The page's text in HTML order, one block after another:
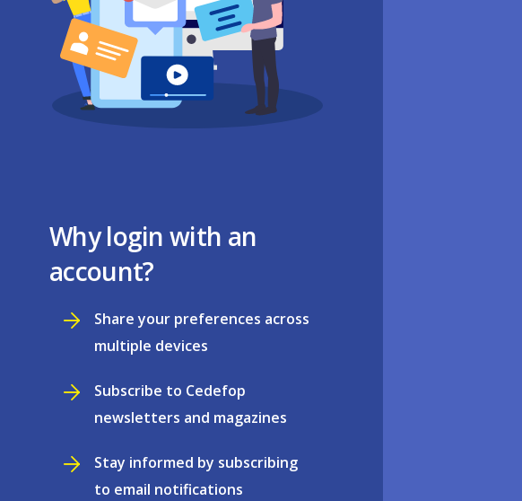
Why login with an
account?
Share your preferences across
multiple devices
Subscribe to Cedefop
newsletters and magazines
Stay informed by subscribing
to email notifications